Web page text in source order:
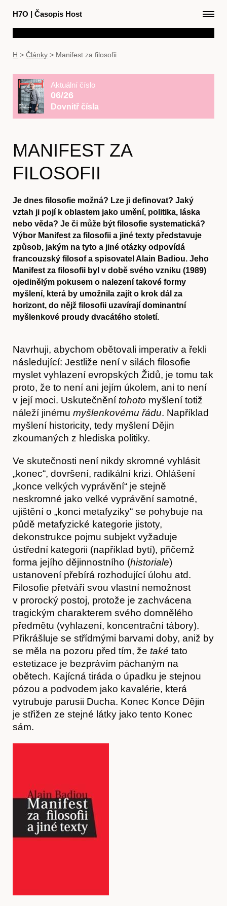
H7O | Časopis Host
H > Články > Manifest za filosofii
Aktuální číslo
06/26
Dovnitř čísla
MANIFEST ZA
FILOSOFII
Je dnes filosofie možná? Lze ji definovat? Jaký
vztah ji pojí k oblastem jako umění, politika, láska
nebo věda? Je či může být filosofie systematická?
Výbor Manifest za filosofii a jiné texty představuje
způsob, jakým na tyto a jiné otázky odpovídá
francouzský filosof a spisovatel Alain Badiou. Jeho
Manifest za filosofii byl v době svého vzniku (1989)
ojedinělým pokusem o nalezení takové formy
myšlení, která by umožnila zajít o krok dál za
horizont, do nějž filosofii uzavírají dominantní
myšlenkové proudy dvacátého století.
Navrhuji, abychom obětovali imperativ a řekli
následující: Jestliže není v silách filosofie
myslet vyhlazení evropských Židů, je tomu tak
proto, že to není ani jejím úkolem, ani to není
v její moci. Uskutečnění tohoto myšlení totiž
náleží jinému myšlenkovému řádu. Například
myšlení historicity, tedy myšlení Dějin
zkoumaných z hlediska politiky.
Ve skutečnosti není nikdy skromné vyhlásit
„konec“, dovršení, radikální krizi. Ohlášení
„konce velkých vyprávění“ je stejně
neskromné jako velké vyprávění samotné,
ujištění o „konci metafyziky“ se pohybuje na
půdě metafyzické kategorie jistoty,
dekonstrukce pojmu subjekt vyžaduje
ústřední kategorii (například bytí), přičemž
forma jejího dějinnostního (historiale)
ustanovení přebírá rozhodující úlohu atd.
Filosofie přetváří svou vlastní nemožnost
v prorocký postoj, protože je zachvácena
tragickým charakterem svého domnělého
předmětu (vyhlazení, koncentrační tábory).
Přikrášluje se střídmými barvami doby, aniž by
se měla na pozoru před tím, že také tato
estetizace je bezprávím páchaným na
obětech. Kajícná tiráda o úpadku je stejnou
pózou a podvodem jako kavalérie, která
vytrubuje parusii Ducha. Konec Konce Dějin
je střižen ze stejné látky jako tento Konec
sám.